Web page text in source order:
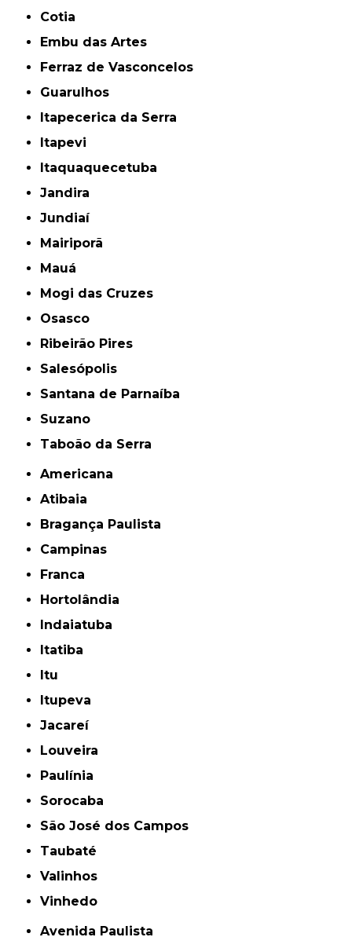
Cotia
Embu das Artes
Ferraz de Vasconcelos
Guarulhos
Itapecerica da Serra
Itapevi
Itaquaquecetuba
Jandira
Jundiaí
Mairiporã
Mauá
Mogi das Cruzes
Osasco
Ribeirão Pires
Salesópolis
Santana de Parnaíba
Suzano
Taboão da Serra
Americana
Atibaia
Bragança Paulista
Campinas
Franca
Hortolândia
Indaiatuba
Itatiba
Itu
Itupeva
Jacareí
Louveira
Paulínia
Sorocaba
São José dos Campos
Taubaté
Valinhos
Vinhedo
Avenida Paulista